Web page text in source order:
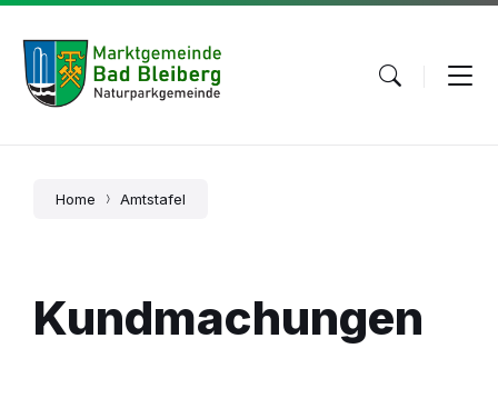
Skip
content
Skip
main
navigation
Skip
footer
Home Amtstafel
Kundmachungen